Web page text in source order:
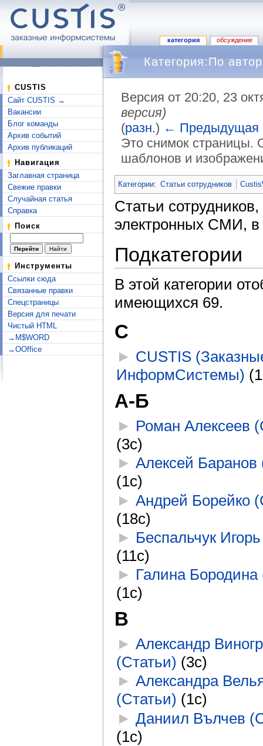
категория обсуждение
CUSTIS
Сайт CUSTIS →
Вакансии
Блог команды
Архив событий
Архив публикаций
Навигация
Заглавная страница
Свежие правки
Случайная статья
Справка
Поиск
Инструменты
Ссылки сюда
Связанные правки
Спецстраницы
Версия для печати
Чистый HTML
→M$WORD
→OOffice
Категория:По
Версия от 20:20, 23
версия)
(разн.) ← Предыдущая
Это снимок страницы.
шаблонов и
Категории: Статьи сотрудников
Статьи
электронных СМИ, в
Подкатегории
В этой категории
имеющихся 69.
C
► CUSTIS
ИнформСистемы)
А-Б
► Роман Алексеев
(3с)
►Алексей Баранов
(1с)
►Андрей Борейко
(18с)
► Беспальчук
(11с)
► Галина Бородина
(1с)
В
►Александр
(Статьи) (3с)
►Александра
(Статьи) (1с)
►Даниил Вълчев
(1с)